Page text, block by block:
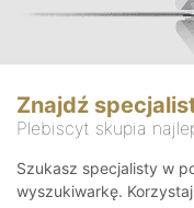
Znajdź
Plebiscyt skupia
Szukasz specjalisty w
wyszukiwarkę.